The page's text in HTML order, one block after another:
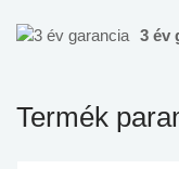
3 év
Termék